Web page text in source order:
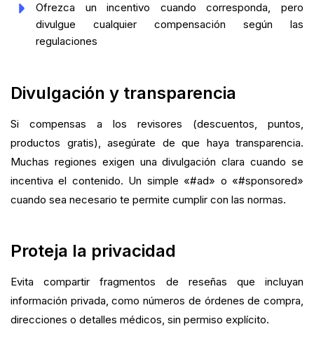
Ofrezca un incentivo cuando corresponda, pero
divulgue cualquier compensación según las
regulaciones
Divulgación y transparencia
Si compensas a los revisores (descuentos, puntos,
productos gratis), asegúrate de que haya transparencia.
Muchas regiones exigen una divulgación clara cuando se
incentiva el contenido. Un simple «#ad» o «#sponsored»
cuando sea necesario te permite cumplir con las normas.
Proteja la privacidad
Evita compartir fragmentos de reseñas que incluyan
información privada, como números de órdenes de compra,
direcciones o detalles médicos, sin permiso explícito.